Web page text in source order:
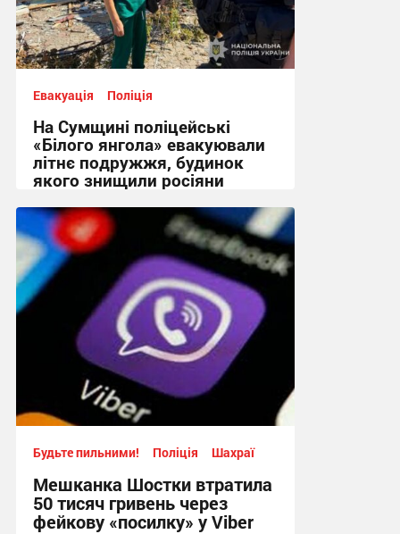
Евакуація Поліція
На Сумщині поліцейські
«Білого янгола» евакуювали
літнє подружжя, будинок
якого знищили росіяни
14:31, 4.08.2026
Будьте пильними! Поліція Шахраї
Мешканка Шостки втратила
50 тисяч гривень через
фейкову «посилку» у Viber